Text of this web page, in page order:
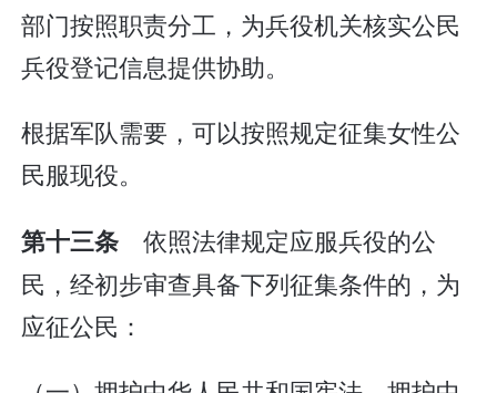
部门按照职责分工，为兵役机关核实公民
兵役登记信息提供协助。
根据军队需要，可以按照规定征集女性公
民服现役。
第十三条 依照法律规定应服兵役的公
民，经初步审查具备下列征集条件的，为
应征公民：